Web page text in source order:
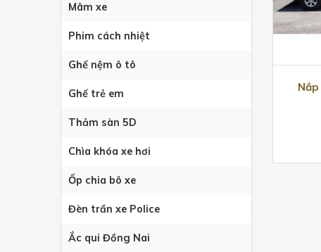
Mâm xe
Phim cách nhiệt
Ghế nệm ô tô
Ghế trẻ em
Thảm sàn 5D
Chìa khóa xe hơi
Ốp chia bô xe
Đèn trần xe Police
Ắc qui Đồng Nai